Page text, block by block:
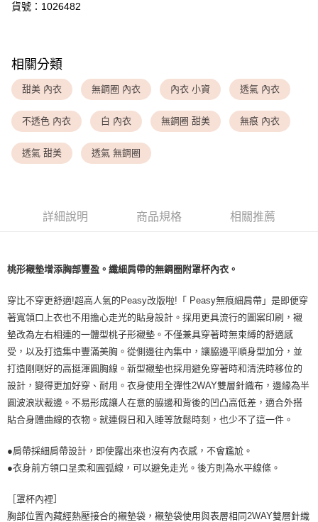
全家取貨付款
付款後全家取貨
每筆NT$80，滿NT$1,500(含以上)免運費
每筆NT$9,999
<無合作配送請勿選取>付款後萊爾富取貨
每筆NT$80，滿NT$1,500(含以上)免運費
每筆NT$100，滿NT$1,500(含以上)免運費
離島宅配
每筆NT$200，滿NT$1,500(含以上)免運費
貨號：1026482
相關分類
甜美 內衣 無鋼圈 內衣 內衣 小資 透氣 內衣
不透色 內衣 白 內衣 無鋼圈 甜美 無痕 內衣
透氣 甜美 透氣 無鋼圈
詳細說明 商品規格 相關推薦
桃形襯墊增添胸部豐盈。纖細肩帶的無鋼圈附罩杯內衣。
穿比不穿更舒適!超高人氣的Peasy改版啦!「 Peasy無痕細肩帶」是即便穿
著寬領口上衣也不用擔心走光的貼身設計。採用更具流行的圖案印刷，襯
墊改為左右相連的一體型桃子形襯墊。不僅兼具穿著時無束縛的舒適感
受，以及打造集中豐滿美胸。從側邊往內集中，讓脇邊平順身型加分，並
打造剛剛好的高挺渾圓胸線。新型襯墊也採用避免穿著時和清洗時移位的
設計，變得更加好穿、耐用。衣身使用全彈性2WAY雙層針織布，邊緣為半
圓波浪狀裁邊。不易形成讓人在意的脇邊和背後的凹凸高低差，適合外搭
貼合身體曲線的衣物。就連假日和入睡等放鬆時刻，也少不了這一件。
●肩帶採細肩帶設計，即使露出來也沒有內衣感，不會尷尬。
●衣身前方領口呈柔和圓弧線，可以避免走光。後方則為水平線條。
［罩杯內裡］
胸部位置內藏經熱壓接合的襯墊袋，襯墊袋使用與表層相同2WAY雙層針織